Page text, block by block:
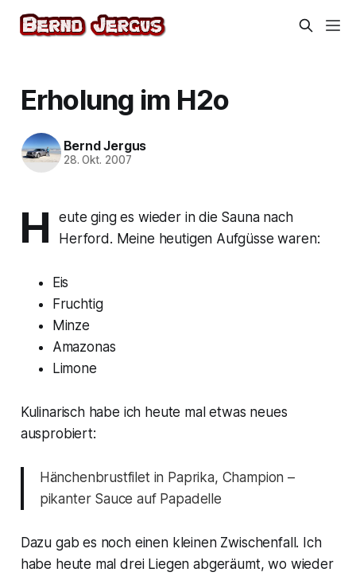
Erholung im H2o
Bernd Jergus
28. Okt. 2007
H
eute ging es wieder in die Sauna nach
Herford. Meine heutigen Aufgüsse waren:
Eis
Fruchtig
Minze
Amazonas
Limone
Kulinarisch habe ich heute mal etwas neues
ausprobiert:
Hänchenbrustfilet in Paprika, Champion –
pikanter Sauce auf Papadelle
Dazu gab es noch einen kleinen Zwischenfall. Ich
habe heute mal drei Liegen abgeräumt, wo wieder